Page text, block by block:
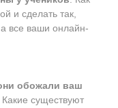
и сделать так,
все ваши онлайн-
обожали ваш
Какие существуют